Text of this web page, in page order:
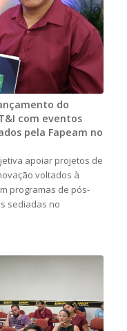
do
com eventos
pela Fapeam no
apoiar projetos de
voltados à
programas de pós-
sediadas no